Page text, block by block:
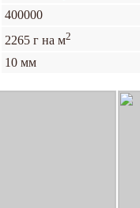
400000
2265 г на м2
10 мм